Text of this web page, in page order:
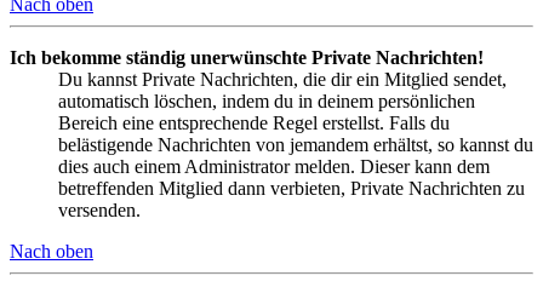
Nach oben
Ich bekomme ständig unerwünschte Private Nachrichten!
Du kannst Private Nachrichten, die dir ein Mitglied sendet,
automatisch löschen, indem du in deinem persönlichen
Bereich eine entsprechende Regel erstellst. Falls du
belästigende Nachrichten von jemandem erhältst, so kannst du
dies auch einem Administrator melden. Dieser kann dem
betreffenden Mitglied dann verbieten, Private Nachrichten zu
versenden.
Nach oben